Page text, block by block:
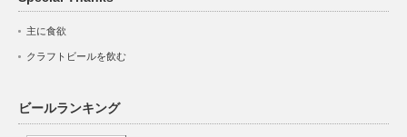
主に食欲
クラフトビールを飲む
ビールランキング